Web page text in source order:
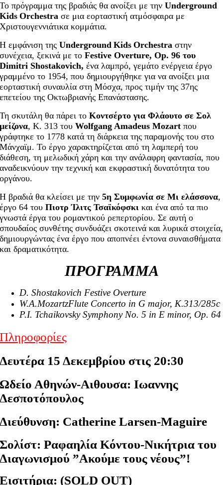
Το πρόγραμμα της βραδιάς θα ανοίξει με τηνUnderground
Kids Orchestra σε μια εορταστική ατμόσφαιρα με
Χριστουγεννιάτικα κομμάτια.
Η εμφάνιση τηςUnderground Kids Orchestra στην
συνέχεια, ξεκινά με το Festive Overture, Op. 96 του
Dimitri Shostakovich,ένα λαμπρό, γεμάτο ενέργεια έργο
γραμμένο το 1954, που δημιουργήθηκε για να ανοίξει μια
εορταστική συναυλία στη Μόσχα, προς τιμήν της 37ης
επετείου της Οκτωβριανής Επανάστασης.
Τη σκυτάλη θα πάρει τοΚοντσέρτο για Φλάουτο σε Σολ
μείζονα, K. 313 τουWolfgang Amadeus Mozart που
γράφτηκε το 1778 κατά τη διάρκεια της παραμονής του στο
Μάνχαϊμ. Το έργο χαρακτηρίζεται από τη λαμπερή του
διάθεση, τη μελωδική χάρη και την ανάλαφρη φαντασία, που
αναδεικνύουν την τεχνική και εκφραστική δυνατότητα του
οργάνου.
Η βραδιά θα κλείσει με την5η Συμφωνία σε Μι ελάσσονα,
έργο 64 τουΠιοτρ Ίλιτς Τσαϊκόφσκι και ένα από τα πιο
γνωστά έργα του ρομαντικού ρεπερτορίου. Σε αυτή ο
σπουδαίος συνθέτης συνδυάζει σκοτεινά και λυρικά στοιχεία,
δημιουργώντας ένα έργο που αποπνέει έντονα συναισθήματα
και δραματικότητα.
ΠΡΟΓΡΑΜΜΑ
D. Shostakovich Festive Overture
W.A.MozartzFlute Concerto in G major, K.313/285c
P.I. Tchaikovsky Symphony No. 5 in E minor, Op. 64
Πληροφορίες
Δευτέρα 15 Δεκεμβρίου στις 20:30
Ωδείο Αθηνών-Αιθουσα: Ιωαννης
Δεσποτόπουλος
Διεύθυνση: Catherine Larsen-Maguire
Σολίστ: Ραφαηλία Κόντου-Νικήτρια του
Διαγωνισμού ”Aκούμε τους νέους”!
Εισιτήρια: (SOLD OUT)